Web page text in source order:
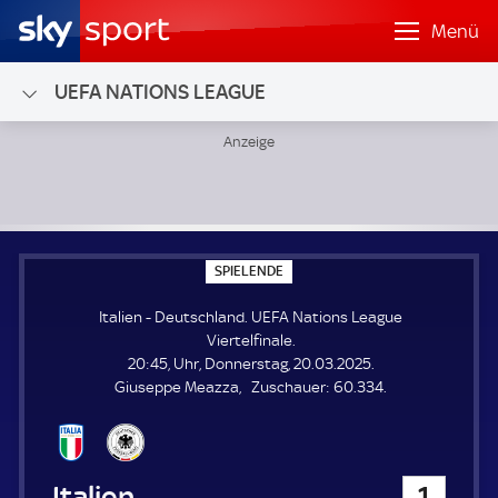
Menü
UEFA NATIONS LEAGUE
SPIELENDE
P
E
E
N
D
E
Italien - Deutschland. UEFA Nations League
Viertelfinale.
20:45, Uhr, Donnerstag, 20.03.2025.
Giuseppe Meazza
Zuschauer: Z
60.334.